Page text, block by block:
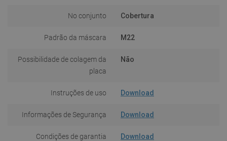
No conjunto Cobertura
Padrão da máscara M22
Possibilidade de colagem da
placa
Não
Instruções de uso Download
Informações de Segurança Download
Condições de garantia Download